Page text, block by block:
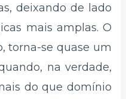
deixando de lado
mais amplas. O
torna-se quase um
na verdade,
do que domínio